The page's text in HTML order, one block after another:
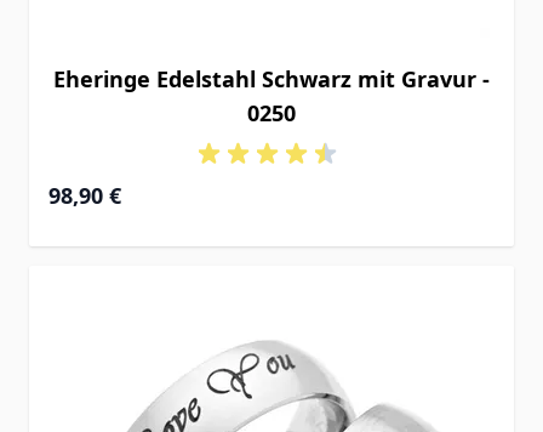
Eheringe Edelstahl Schwarz mit Gravur -
0250
98,90 €